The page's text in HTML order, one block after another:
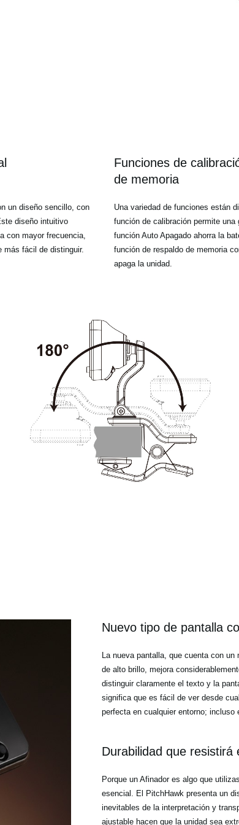
un diseño sencillo, con
diseño intuitivo
con mayor frecuencia,
más fácil de distinguir.
Funciones de
de memoria
Una variedad de funciones están
función de calibración permite
función Auto Apagado ahorra la
función de respaldo de memoria
apaga la unidad.
Nuevo tipo de pantalla
La nueva pantalla, que cuenta con
de alto brillo, mejora
distinguir claramente el texto y la
significa que es fácil de ver desde
perfecta en cualquier entorno; incluso
Durabilidad que resistirá
Porque un Afinador es algo que
esencial. El PitchHawk presenta un
inevitables de la interpretación y
ajustable hacen que la unidad sea